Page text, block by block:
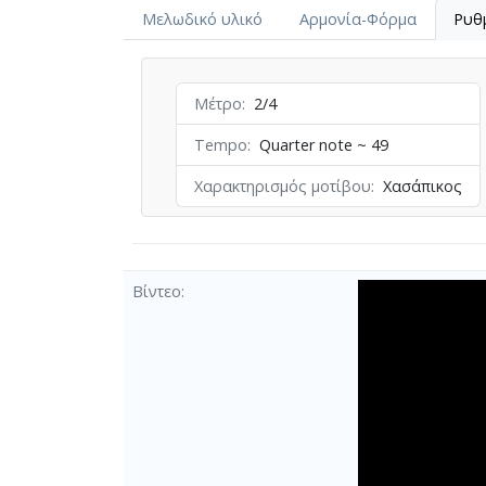
Μελωδικό υλικό Αρμονία-Φόρμα
Μέτρο
2/4
Tempo
Quarter note ~ 49
Χαρακτηρισμός μοτίβου
Χασάπικος
Βίντεο